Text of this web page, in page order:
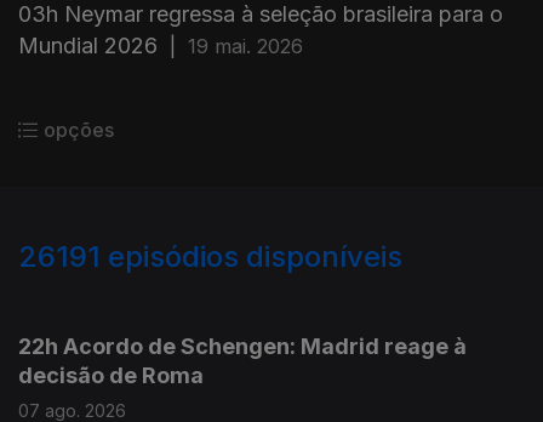
03h Neymar regressa à seleção brasileira para o
Mundial 2026
19 mai. 2026
opções
26191 episódios disponíveis
22h Acordo de Schengen: Madrid reage à
decisão de Roma
07 ago. 2026